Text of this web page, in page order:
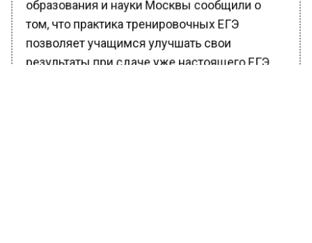
образования и науки Москвы сообщили о
том, что практика тренировочных ЕГЭ
позволяет учащимся улучшать свои
результаты при сдаче уже настоящего ЕГЭ.